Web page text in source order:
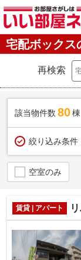
宅配ボックス
再検索
該当物件数 80棟
絞り込み条件
空室のみ
賃貸 | アパート